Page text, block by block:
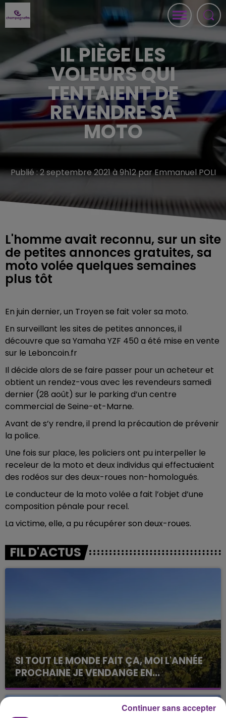
IL PIÈGE LES
VOLEURS QUI
TENTAIENT DE
REVENDRE SA
MOTO
Publié : 2 septembre 2021 à 9h12 par Emmanuel POLI
L'homme avait reconnu, sur un site
de petites annonces gratuites, sa
moto volée quelques semaines
plus tôt
En juin dernier, un Troyen se fait voler sa moto.
En surveillant les sites de petites annonces, il
découvre que sa Yamaha YZF 450 a été mise en vente
sur le Leboncoin.fr
Il décide alors de se faire passer pour un acheteur et
obtient un rendez-vous avec les revendeurs samedi
dernier (28 août) sur le parking d’un centre
commercial de Seine-et-Marne.
Avant de s’y rendre, il prend la précaution de prévenir
la police.
Une fois sur place, les policiers ont pu interpeller le
receleur de la moto et deux individus qui effectuaient
des rodéos sur des deux-roues non-homologués.
Le conducteur de la moto volée a fait l’objet d’une
composition pénale pour recel.
La victime, elle, a pu récupérer son deux-roues.
FIL D'ACTUS
SI TOUT LE MONDE FAIT ÇA, MOI L'ANNÉE
PROCHAINE JE VENDANGE EN...
La vendange en Champagne a débuté ce jeudi 6
août dans la commune de Montgueux (Aube). Du
Continuer sans accepter